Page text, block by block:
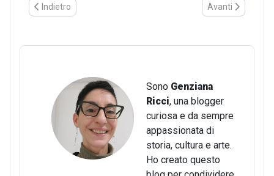
Articolo precedente: Locanda Pincelli di Selva Malvezzi:
Indietro Articolo
Avanti
Sono Genziana
Ricci, una blogger
curiosa e da sempre
appassionata di
storia, cultura e arte.
Ho creato questo